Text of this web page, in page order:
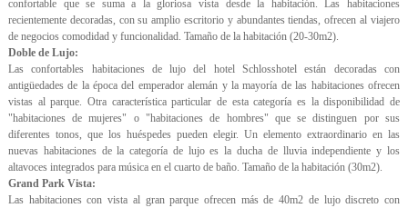
confortable que se suma a la gloriosa vista desde la habitación. Las habitaciones
recientemente decoradas, con su amplio escritorio y abundantes tiendas, ofrecen al viajero
de negocios comodidad y funcionalidad. Tamaño de la habitación (20-30m2).
Doble de Lujo:
Las confortables habitaciones de lujo del hotel Schlosshotel están decoradas con
antigüedades de la época del emperador alemán y la mayoría de las habitaciones ofrecen
vistas al parque. Otra característica particular de esta categoría es la disponibilidad de
"habitaciones de mujeres" o "habitaciones de hombres" que se distinguen por sus
diferentes tonos, que los huéspedes pueden elegir. Un elemento extraordinario en las
nuevas habitaciones de la categoría de lujo es la ducha de lluvia independiente y los
altavoces integrados para música en el cuarto de baño. Tamaño de la habitación (30m2).
Grand Park Vista:
Las habitaciones con vista al gran parque ofrecen más de 40m2 de lujo discreto con